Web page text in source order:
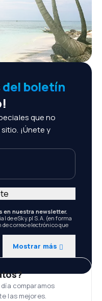
del boletín
que no
¡Únete y
nuestra newsletter.
de eSky.pl S.A. (en forma
correo electrónico que
Mostrar más
comparamos
las mejores.